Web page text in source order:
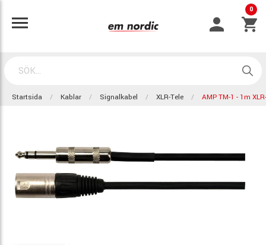
0
Startsida Kablar Signalkabel XLR-Tele AMP TM-1 - 1m